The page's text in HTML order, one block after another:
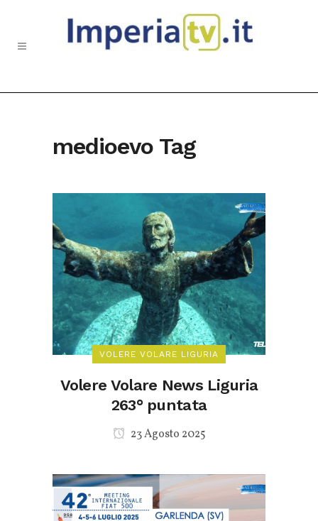
medioevo Tag
VOLERE VOLARE LIGURIA
Volere Volare News Liguria
263° puntata
23 Agosto 2025